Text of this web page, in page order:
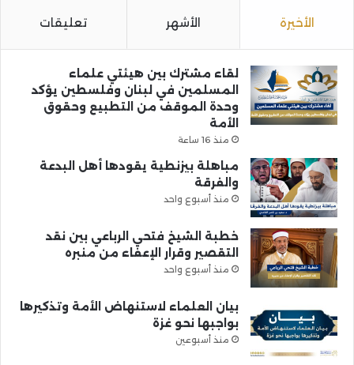
الأخيرة الأشهر تعليقات
لقاء مشترك بين هيئتي علماء
المسلمين في لبنان وفلسطين يؤكد
وحدة الموقف من التطبيع وحقوق
الأمة
منذ 16 ساعة
مباهلة بيزنطية يقودها أهل البدعة
والفرقة
منذ أسبوع واحد
خطبة الشيخ فتحي الرباعي بين نقد
التقصير وقرار الإعفاء من منبره
منذ أسبوع واحد
بيان العلماء لاستنهاض الأمة وتذكيرها
بواجبها نحو غزة
منذ أسبوعين